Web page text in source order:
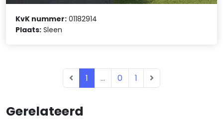
Gerelateerd
KvK nummer: 01182914
Plaats: Sleen
1 ... 0 1